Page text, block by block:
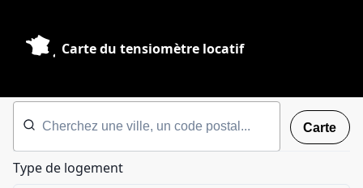
Carte du tensiomètre locatif
Carte
Type de logement